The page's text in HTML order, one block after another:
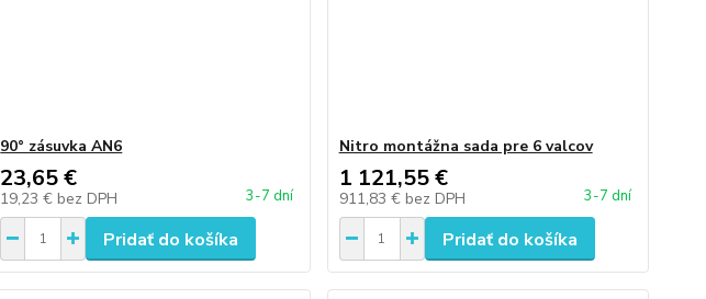
90° zásuvka AN6
23,65 €
19,23 € bez DPH 3-7 dní
Pridať do košíka
Nitro montážna sada pre 6 valcov
1 121,55 €
911,83 € bez DPH 3-7 dní
Pridať do košíka